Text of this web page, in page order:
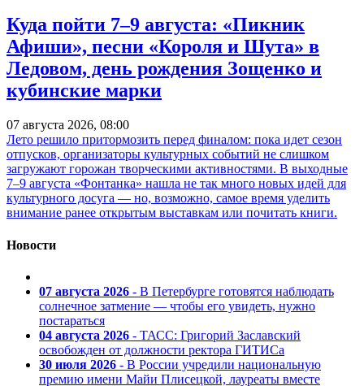
Куда пойти 7–9 августа: «Пикник
Афиши», песни «Короля и Шута» в
Ледовом, день рождения Зощенко и
кубинские марки
07 августа 2026, 08:00
Лето решило притормозить перед финалом: пока идет сезон
отпусков, организаторы культурных событий не слишком
загружают горожан творческими активностями. В выходные
7–9 августа «Фонтанка» нашла не так много новых идей для
культурного досуга — но, возможно, самое время уделить
внимание ранее открытым выставкам или почитать книги.
Новости
07 августа 2026 - В Петербурге готовятся наблюдать
солнечное затмение — чтобы его увидеть, нужно
постараться
04 августа 2026 - ТАСС: Григорий Заславский
освобожден от должности ректора ГИТИСа
30 июля 2026 - В России учредили национальную
премию имени Майи Плисецкой, лауреаты вместе